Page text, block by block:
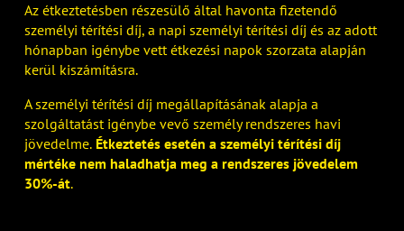
Az étkeztetésben részesülő által havonta fizetendő
személyi térítési díj, a napi személyi térítési díj és az adott
hónapban igénybe vett étkezési napok szorzata alapján
kerül kiszámításra.
A személyi térítési díj megállapításának alapja a
szolgáltatást igénybe vevő személy rendszeres havi
jövedelme. Étkeztetés esetén a személyi térítési díj
mértéke nem haladhatja meg a rendszeres jövedelem
30%-át.